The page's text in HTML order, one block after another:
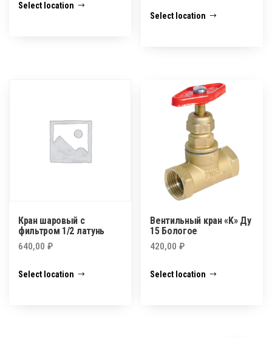
Select location
Select location
Кран шаровый с
фильтром 1/2 латунь
640,00 ₽
Select location
Вентильный кран «K» Ду
15 Бологое
420,00₽
Select location